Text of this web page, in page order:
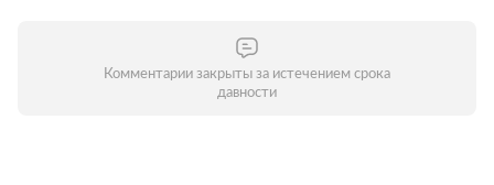
Комментарии закрыты за истечением срока
давности